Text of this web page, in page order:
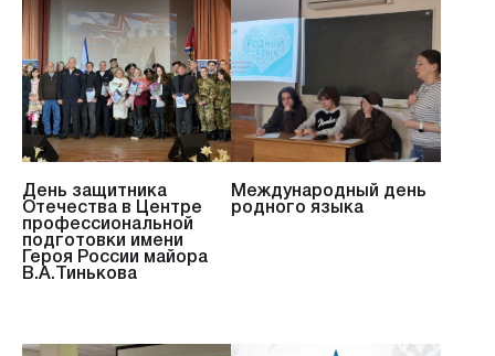
День защитника
Отечества в Центре
профессиональной
подготовки имени
Героя России майора
В.А.Тинькова
Международный день
родного языка